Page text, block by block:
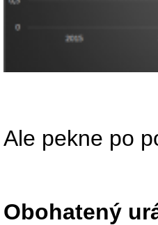
Ale pekne po
Obohatený